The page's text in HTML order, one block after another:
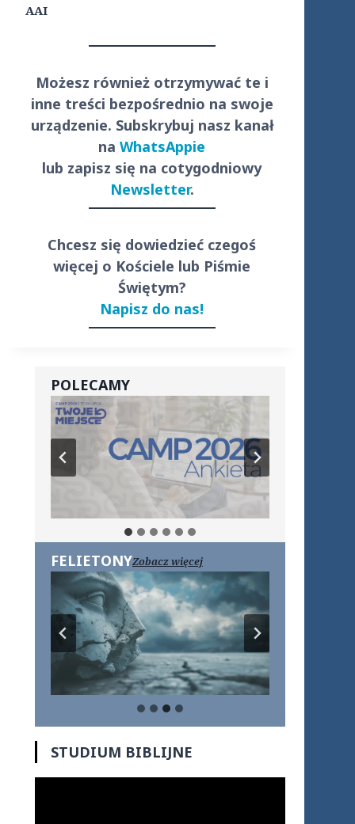
AAI
Możesz również otrzymywać te i
inne treści bezpośrednio na swoje
urządzenie. Subskrybuj nasz kanał
naWhatsAppie
lub zapisz się na cotygodniowy
Newsletter.
Chcesz się dowiedzieć czegoś
więcej o Kościele lub Piśmie
Świętym?
Napisz do nas!
POLECAMY
FELIETONYZobacz więcej
STUDIUM BIBLIJNE